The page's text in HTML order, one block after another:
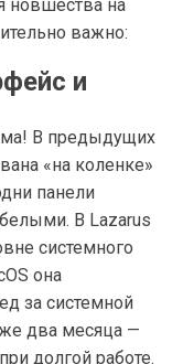
новшества на
важно:
и
В предыдущих
«на коленке»
панели
В Lazarus
системного
она
за системной
два месяца —
долгой работе.